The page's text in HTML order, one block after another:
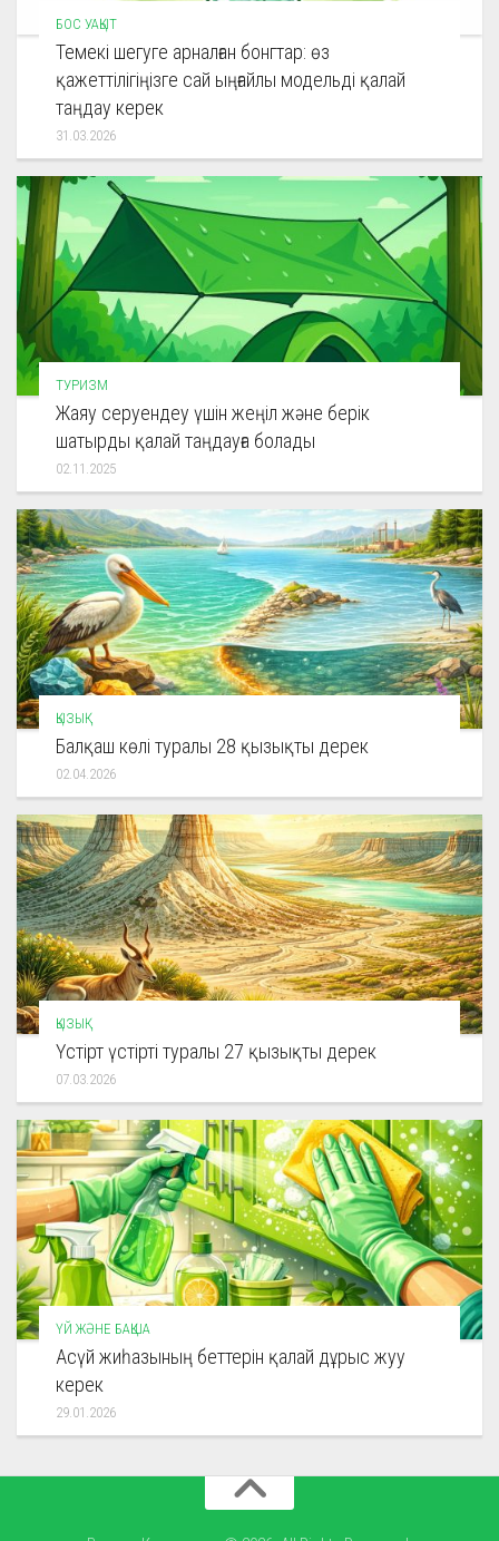
БОС УАҚЫТ
Темекі шегуге арналған бонгтар: өз
қажеттілігіңізге сай ыңғайлы модельді қалай
таңдау керек
31.03.2026
ТУРИЗМ
Жаяу серуендеу үшін жеңіл және берік
шатырды қалай таңдауға болады
02.11.2025
ҚЫЗЫҚ
Балқаш көлі туралы 28 қызықты дерек
02.04.2026
ҚЫЗЫҚ
Үстірт үстірті туралы 27 қызықты дерек
07.03.2026
ҮЙ ЖӘНЕ БАҚША
Асүй жиһазының беттерін қалай дұрыс жуу
керек
29.01.2026